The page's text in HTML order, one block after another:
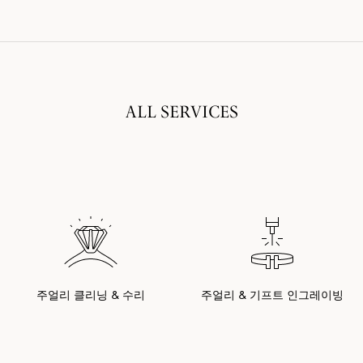
ALL SERVICES
주얼리 클리닝 & 수리 주얼리 & 기프트 인그레이빙